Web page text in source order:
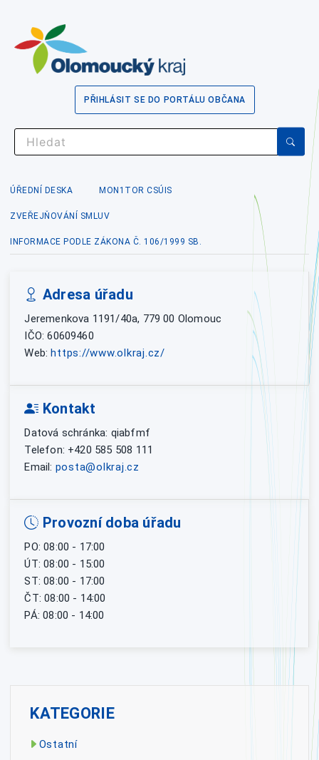
PŘIHLÁSIT SE DO PORTÁLU OBČANA
ÚŘEDNÍ DESKA MON1TOR CSÚIS
ZVEŘEJŇOVÁNÍ SMLUV
INFORMACE PODLE ZÁKONA Č. 106/1999 SB.
Adresa úřadu
Jeremenkova 1191/40a, 779 00 Olomouc
IČO: 60609460
Web: https://www.olkraj.cz/
Kontakt
Datová schránka: qiabfmf
Telefon: +420 585 508 111
Email: posta@olkraj.cz
Provozní doba úřadu
PO: 08:00 - 17:00
ÚT: 08:00 - 15:00
ST: 08:00 - 17:00
ČT: 08:00 - 14:00
PÁ: 08:00 - 14:00
KATEGORIE
Ostatní